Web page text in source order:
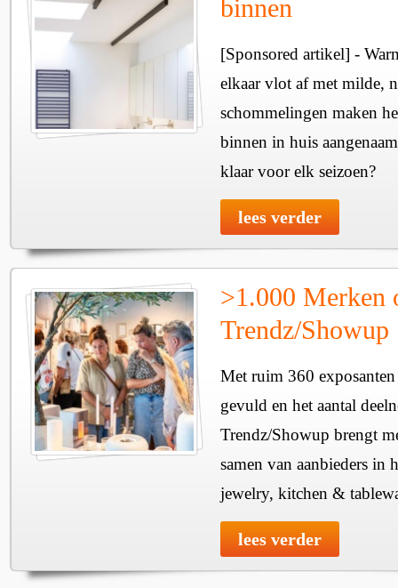
binnen
[Sponsored artikel] -
elkaar vlot af met milde,
schommelingen maken
binnen in huis
klaar voor elk seizoen?
lees verder
>1.000 Merken
Trendz/Showup
Met ruim 360
gevuld en het aantal
Trendz/Showup brengt
samen van aanbieders in
jewelry, kitchen &
lees verder